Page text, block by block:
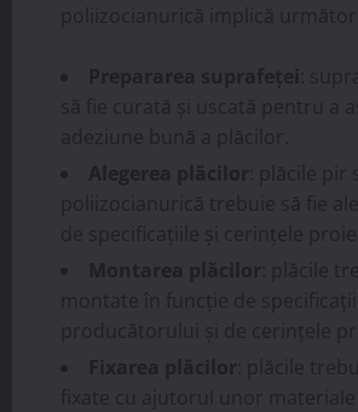
poliizocianurică implică
Prepararea suprafeței :
să fie curată și uscată pentru a
adeziune bună a plăcilor.
Alegerea plăcilor : plăcile pir
poliizocianurică trebuie să fie
de specificațiile și cerințele
Montarea plăcilor : plăcile
montate în funcție de
producătorului și de cerințele
Fixarea plăcilor : plăcile
fixate cu ajutorul unor